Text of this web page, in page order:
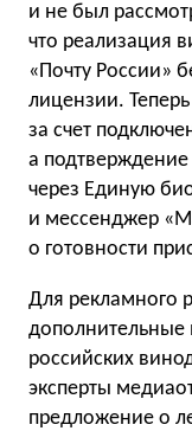
и не был
что реализация
«Почту России»
лицензии.
за счет
а подтверждение
через Единую
и мессенджер
о готовности
Для рекламного
российских
эксперты
предложение о